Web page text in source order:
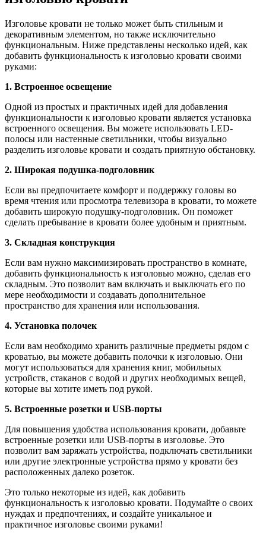
Изголовье кровати не только может быть стильным и
декоративным элементом, но также исключительно
функциональным. Ниже представлены несколько идей, как
добавить функциональность к изголовью кровати своими
руками:
1. Встроенное освещение
Одной из простых и практичных идей для добавления
функциональности к изголовью кровати является установка
встроенного освещения. Вы можете использовать LED-
полосы или настенные светильники, чтобы визуально
разделить изголовье кровати и создать приятную обстановку.
2. Широкая подушка-подголовник
Если вы предпочитаете комфорт и поддержку головы во
время чтения или просмотра телевизора в кровати, то можете
добавить широкую подушку-подголовник. Он поможет
сделать пребывание в кровати более удобным и приятным.
3. Складная конструкция
Если вам нужно максимизировать пространство в комнате,
добавить функциональность к изголовью можно, сделав его
складным. Это позволит вам включать и выключать его по
мере необходимости и создавать дополнительное
пространство для хранения или использования.
4. Установка полочек
Если вам необходимо хранить различные предметы рядом с
кроватью, вы можете добавить полочки к изголовью. Они
могут использоваться для хранения книг, мобильных
устройств, стаканов с водой и других необходимых вещей,
которые вы хотите иметь под рукой.
5. Встроенные розетки и USB-порты
Для повышения удобства использования кровати, добавьте
встроенные розетки или USB-порты в изголовье. Это
позволит вам заряжать устройства, подключать светильники
или другие электронные устройства прямо у кровати без
расположенных далеко розеток.
Это только некоторые из идей, как добавить
функциональность к изголовью кровати. Подумайте о своих
нуждах и предпочтениях, и создайте уникальное и
практичное изголовье своими руками!